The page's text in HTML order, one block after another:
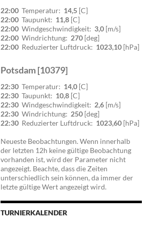
22:00 Temperatur: 14,5 [C]
22:00 Taupunkt: 11,8 [C]
22:00 Windgeschwindigkeit: 3,0 [m/s]
22:00 Windrichtung: 270 [deg]
22:00 Reduzierter Luftdruck: 1023,10 [hPa]
Potsdam [10379]
22:30 Temperatur: 14,0 [C]
22:30 Taupunkt: 10,8 [C]
22:30 Windgeschwindigkeit: 2,6 [m/s]
22:30 Windrichtung: 250 [deg]
22:30 Reduzierter Luftdruck: 1023,60 [hPa]
Neueste Beobachtungen. Wenn innerhalb
der letzten 12h keine gültige Beobachtung
vorhanden ist, wird der Parameter nicht
angezeigt. Beachte, dass die Zeiten
unterschiedlich sein können, da immer der
letzte gültige Wert angezeigt wird.
TURNIERKALENDER